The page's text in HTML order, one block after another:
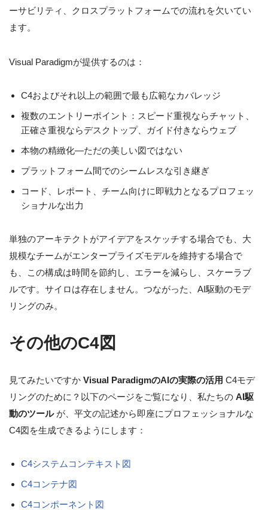
ーサビリティ、クロスプラットフォームでの流れを欠いてい
ます。
Visual Paradigmが提供するのは：
C4およびそれ以上の範囲で最も広範なカバレッジ
複数のエントリーポイント：スピード重視ならチャット、
正確さ重視ならデスクトップ、ガイド付きならウェブ
本物の精緻化—ただの美しい図ではない
プラットフォーム間でのシームレスな引き継ぎ
コード、レポート、チーム向けに即戦力となるプロフェッ
ショナルな出力
単独のアーキテクトがアイデアをスケッチする場合でも、大
規模なチームがエンタープライズモデルを維持する場合で
も、この構成は時間を節約し、エラーを減らし、スケーラブ
ルです。サイロは存在しません。つながった、AI駆動のモデ
リングのみ。
その他のC4図
見てみたいですか Visual ParadigmのAIの実際の活用 C4モデ
リングのために？以下のページをご覧になり、私たちの AI駆
動のツールが、平文の記述から即座にプロフェッショナルな
C4図を生成できるようにします：
C4システムコンテキスト図
C4コンテナ図
C4コンポーネント図